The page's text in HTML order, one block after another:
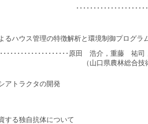
･･････････････････
るハウス管理の特徴解析と環境制御プログラ
････････････････････原田 浩介，重藤 祐
（山口県農林総合技
アトラクタの開発
する独自抗体について